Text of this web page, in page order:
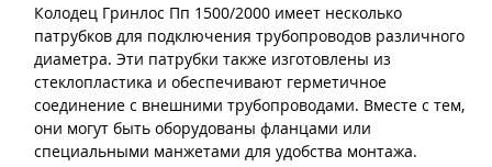
Колодец Гринлос Пп 1500/2000 имеет несколько
патрубков для подключения трубопроводов различного
диаметра. Эти патрубки также изготовлены из
стеклопластика и обеспечивают герметичное
соединение с внешними трубопроводами. Вместе с тем,
они могут быть оборудованы фланцами или
специальными манжетами для удобства монтажа.